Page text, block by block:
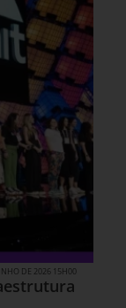
DE 2026 15H00